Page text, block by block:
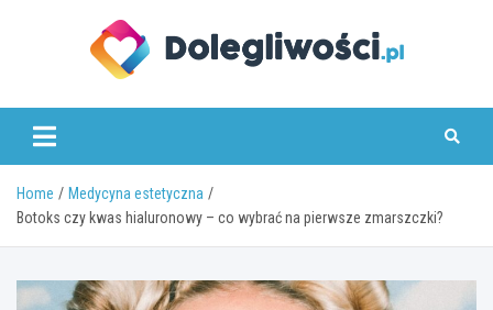
dolegliwosci.pl
Home
Medycyna estetyczna
Botoks czy kwas hialuronowy – co wybrać na pierwsze zmarszczki?